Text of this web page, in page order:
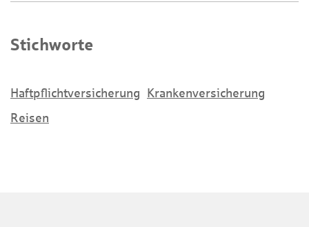
Stichworte
Haftpflichtversicherung Krankenversicherung
Reisen